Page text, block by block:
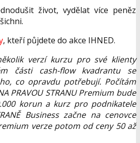
život, vydělat více peněz
, kteří půjdete do akce IHNED.
ěkolik verzí kurzu pro své klienty
části cash-flow kvadrantu se
co opravdu potřebují. Počítám
PRAVOU STRANU Premium bude
korun a kurz pro podnikatele
Ě Business začnena cenovce
verze potom od ceny 50 až